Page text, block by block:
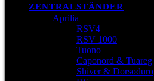
ZENTRALSTÄNDER
Aprilia
RSV4
RSV 1000
Tuono
Caponord & Tuareg
Shiver & Dorsoduro